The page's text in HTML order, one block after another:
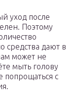
уход после
Поэтому
средства дают в
может не
мыть голову
с